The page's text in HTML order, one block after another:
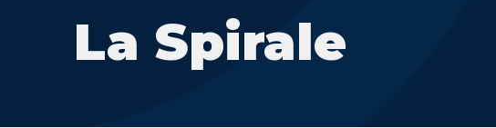
La Spirale